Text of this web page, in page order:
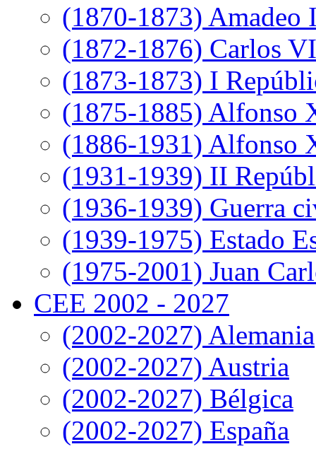
(1870-1873) Amadeo
(1872-1876) Carlos
(1873-1873) I
(1875-1885) Alfonso
(1886-1931) Alfonso
(1931-1939) II
(1936-1939) Guerra
(1939-1975) Estado
(1975-2001) Juan
CEE 2002 - 2027
(2002-2027) Alemania
(2002-2027) Austria
(2002-2027) Bélgica
(2002-2027) España